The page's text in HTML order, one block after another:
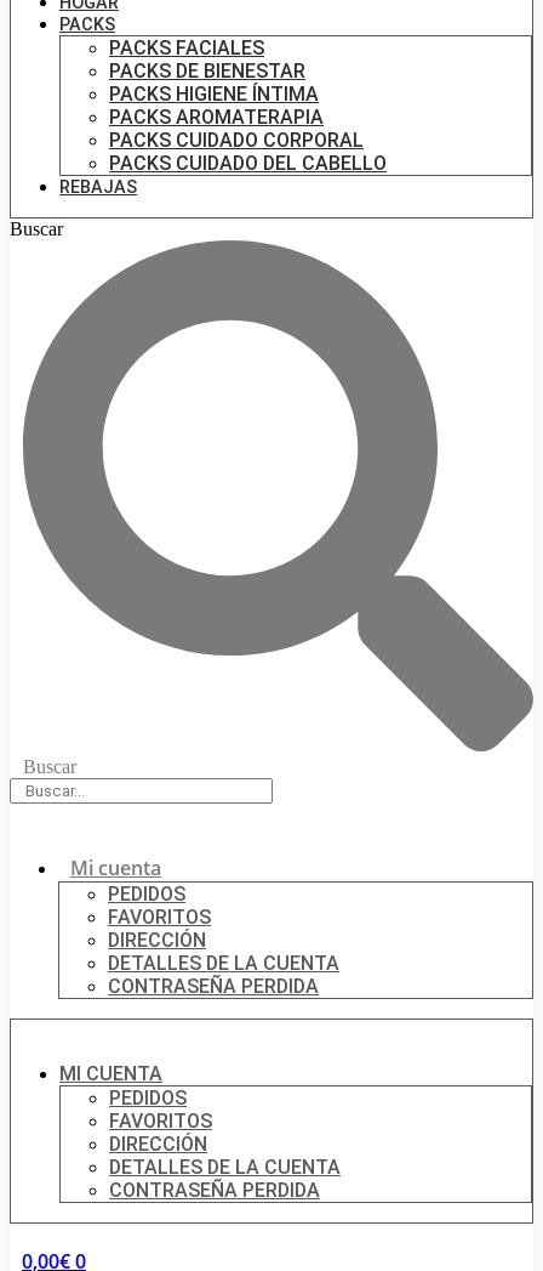
PACKS
PACKS FACIALES
PACKS DE BIENESTAR
PACKS HIGIENE ÍNTIMA
PACKS AROMATERAPIA
PACKS CUIDADO CORPORAL
PACKS CUIDADO DEL CABELLO
REBAJAS
Buscar
Buscar
Mi cuenta
PEDIDOS
FAVORITOS
DIRECCIÓN
DETALLES DE LA CUENTA
CONTRASEÑA PERDIDA
MI CUENTA
PEDIDOS
FAVORITOS
DIRECCIÓN
DETALLES DE LA CUENTA
CONTRASEÑA PERDIDA
0,00€0